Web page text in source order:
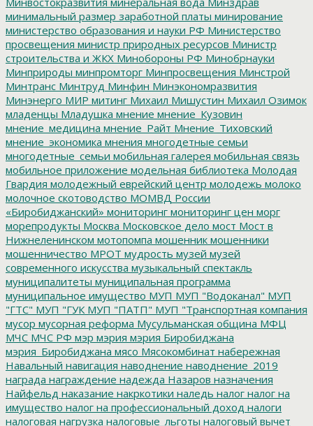
минимальный размер заработной платы минирование
министерство образования и науки РФ Министерство
просвещения министр природных ресурсов Министр
строительства и ЖКХ Минобороны РФ Минобрнауки
Минприроды минпромторг Минпросвещения Минстрой
Минтранс Минтруд Минфин Минэкономразвития
Минэнерго МИР митинг Михаил Мишустин Михаил Озимок
младенцы Младушка мнение мнение_Кузовин
мнение_медицина мнение_Райт Мнение_Тиховский
мнение_экономика мнения многодетные семьи
многодетные_семьи мобильная галерея мобильная связь
мобильное приложение модельная библиотека Молодая
Гвардия молодежный еврейский центр молодежь молоко
молочное скотоводство МОМВД России
«Биробиджанский» мониторинг мониторинг цен морг
морепродукты Москва Московское дело мост Мост в
Нижнеленинском мотопомпа мошенник мошенники
мошенничество МРОТ мудрость музей музей
современного искусства музыкальный спектакль
муниципалитеты муниципальная программа
муниципальное имущество МУП МУП "Водоканал" МУП
"ГТС" МУП "ГУК МУП "ПАТП" МУП "Транспортная компания
мусор мусорная реформа Мусульманская община МФЦ
МЧС МЧС РФ мэр мэрия мэрия Биробиджана
мэрия_Биробиджана мясо Мясокомбинат набережная
Навальный навигация наводнение наводнение_2019
награда награждение надежда Назаров назначения
Найфельд наказание накркотики наледь налог налог на
имущество налог на профессиональный доход налоги
налоговая нагрузка налоговые_льготы налоговый вычет